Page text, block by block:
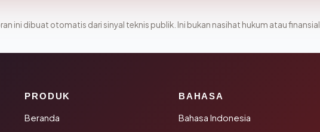
ini dibuat otomatis dari sinyal teknis publik. Ini bukan nasihat hukum atau finansial.
PRODUK
Beranda
BAHASA
Bahasa Indonesia